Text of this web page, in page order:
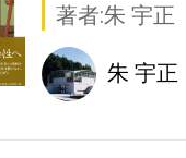
著者:朱 宇正
朱 宇正